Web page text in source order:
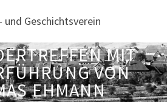
und Geschichtsverein
MIT
VON
EHMANN